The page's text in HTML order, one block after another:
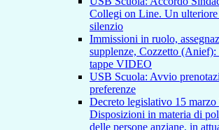
Collegi on Line. Un ulteriore
silenzio
Immissioni in ruolo,
supplenze, Cozzetto (Anief):
tappe VIDEO
USB Scuola: Avvio
preferenze
Decreto legislativo 15
Disposizioni in materia di
delle persone anziane, in